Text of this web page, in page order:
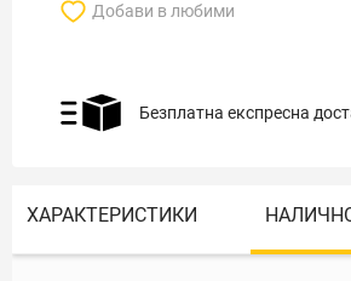
Добави в любими
Безплатна експресна
ХАРАКТЕРИСТИКИ